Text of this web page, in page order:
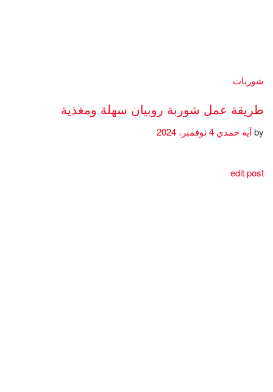
شوربات
طريقة عمل شوربة روبيان سهلة ومغذية
byآية حمدي
edit post